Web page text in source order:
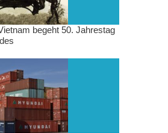
begeht 50. Jahrestag